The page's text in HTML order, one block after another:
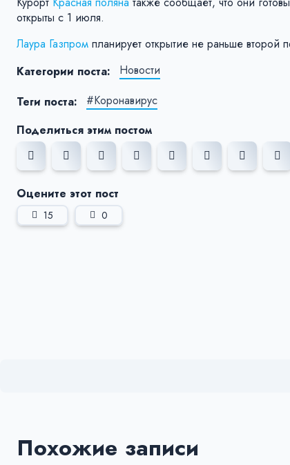
открыты с 1 июля.
Лаура Газпром планирует открытие не раньше второй
Категории поста:
Новости
Теги поста:
#Коронавирус
Поделиться этим постом
Оцените этот пост
15 0
Похожие записи